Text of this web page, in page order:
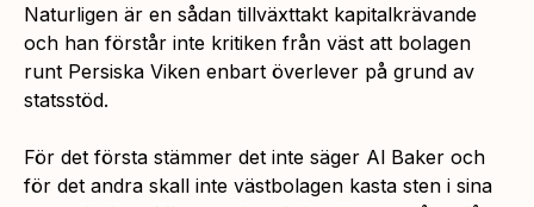
Naturligen är en sådan tillväxttakt kapitalkrävande
och han förstår inte kritiken från väst att bolagen
runt Persiska Viken enbart överlever på grund av
statsstöd.
För det första stämmer det inte säger Al Baker och
för det andra skall inte västbolagen kasta sten i sina